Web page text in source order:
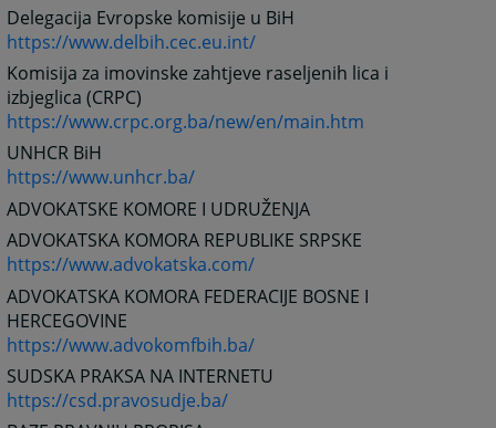
Delegacija Evropske komisije u BiH
https://www.delbih.cec.eu.int/
Komisija za imovinske zahtjeve raseljenih lica i
izbjeglica (CRPC)
https://www.crpc.org.ba/new/en/main.htm
UNHCR BiH
https://www.unhcr.ba/
ADVOKATSKE KOMORE I UDRUŽENJA
ADVOKATSKA KOMORA REPUBLIKE SRPSKE
https://www.advokatska.com/
ADVOKATSKA KOMORA FEDERACIJE BOSNE I
HERCEGOVINE
https://www.advokomfbih.ba/
SUDSKA PRAKSA NA INTERNETU
https://csd.pravosudje.ba/